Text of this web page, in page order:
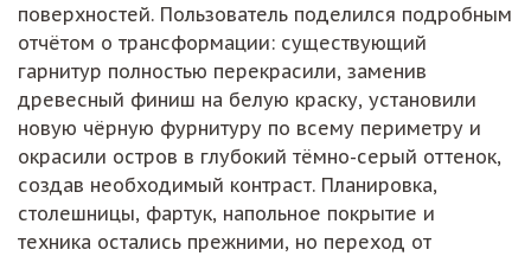
поверхностей. Пользователь поделился подробным
отчётом о трансформации: существующий
гарнитур полностью перекрасили, заменив
древесный финиш на белую краску, установили
новую чёрную фурнитуру по всему периметру и
окрасили остров в глубокий тёмно-серый оттенок,
создав необходимый контраст. Планировка,
столешницы, фартук, напольное покрытие и
техника остались прежними, но переход от